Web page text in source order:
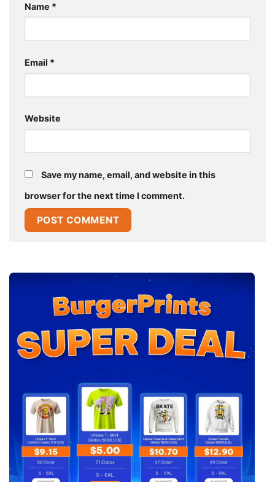
Name *
Email *
Website
Save my name, email, and website in this
browser for the next time I comment.